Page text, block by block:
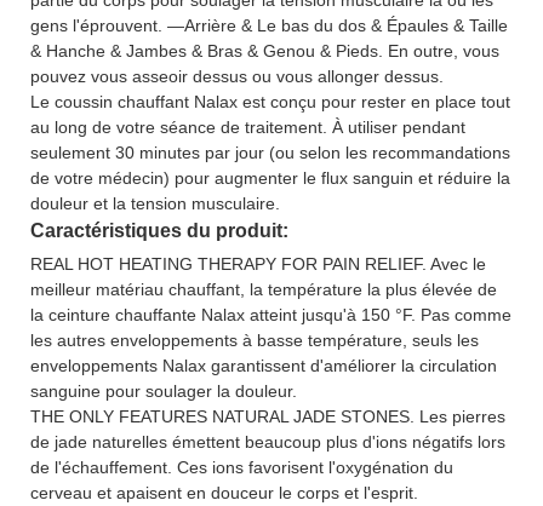
gens l'éprouvent. —Arrière & Le bas du dos & Épaules & Taille
& Hanche & Jambes & Bras & Genou & Pieds. En outre, vous
pouvez vous asseoir dessus ou vous allonger dessus.
Le coussin chauffant Nalax est conçu pour rester en place tout
au long de votre séance de traitement. À utiliser pendant
seulement 30 minutes par jour (ou selon les recommandations
de votre médecin) pour augmenter le flux sanguin et réduire la
douleur et la tension musculaire.
Caractéristiques du produit:
REAL HOT HEATING THERAPY FOR PAIN RELIEF. Avec le
meilleur matériau chauffant, la température la plus élevée de
la ceinture chauffante Nalax atteint jusqu'à 150 °F. Pas comme
les autres enveloppements à basse température, seuls les
enveloppements Nalax garantissent d'améliorer la circulation
sanguine pour soulager la douleur.
THE ONLY FEATURES NATURAL JADE STONES. Les pierres
de jade naturelles émettent beaucoup plus d'ions négatifs lors
de l'échauffement. Ces ions favorisent l'oxygénation du
cerveau et apaisent en douceur le corps et l'esprit.